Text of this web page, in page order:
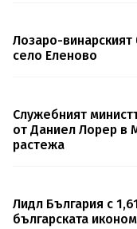
Лозаро-винарският
село Еленово
Служебният
от Даниел Лорер в
растежа
Лидл България с
българската